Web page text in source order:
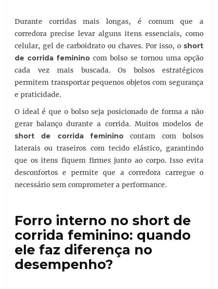
Durante corridas mais longas, é comum que a
corredora precise levar alguns itens essenciais, como
celular, gel de carboidrato ou chaves. Por isso, o short
de corrida feminino com bolso se tornou uma opção
cada vez mais buscada. Os bolsos estratégicos
permitem transportar pequenos objetos com segurança
e praticidade.
O ideal é que o bolso seja posicionado de forma a não
gerar balanço durante a corrida. Muitos modelos de
short de corrida feminino contam com bolsos
laterais ou traseiros com tecido elástico, garantindo
que os itens fiquem firmes junto ao corpo. Isso evita
desconfortos e permite que a corredora carregue o
necessário sem comprometer a performance.
Forro interno no short de
corrida feminino: quando
ele faz diferença no
desempenho?